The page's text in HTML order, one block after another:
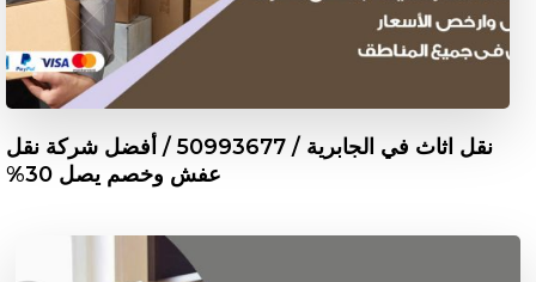
نقل اثاث في الجابرية / 50993677 / أفضل شركة نقل
عفش وخصم يصل 30%